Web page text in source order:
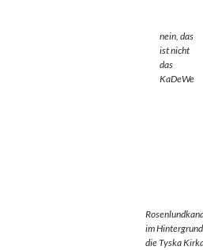
nein, das
ist nicht
das
KaDeWe
im Hintergrund
die Tyska